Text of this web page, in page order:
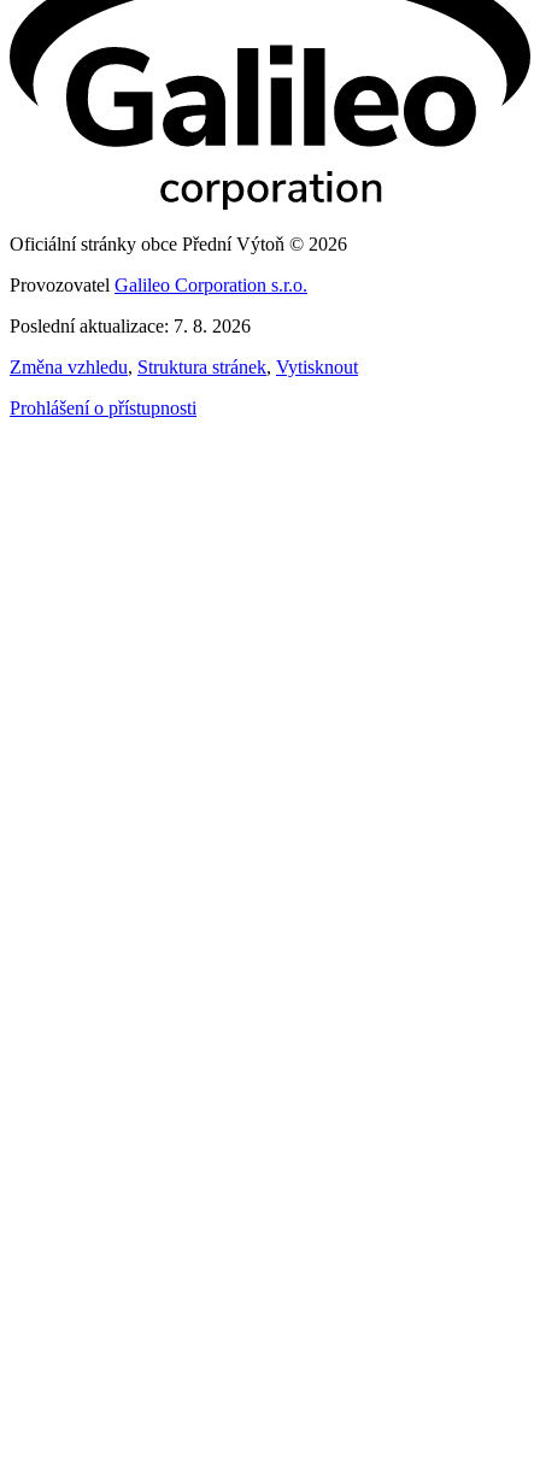
Oficiální stránky obce Přední Výtoň © 2026
Provozovatel Galileo Corporation s.r.o.
Poslední aktualizace: 7. 8. 2026
Změna vzhledu, Struktura stránek, Vytisknout
Prohlášení o přístupnosti